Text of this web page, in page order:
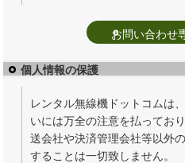
お問い合わせ
個人情報の保護
レンタル無線機ドットコムは
いには万全の注意を払ってお
送会社や決済管理会社等以外
することは一切致しません。